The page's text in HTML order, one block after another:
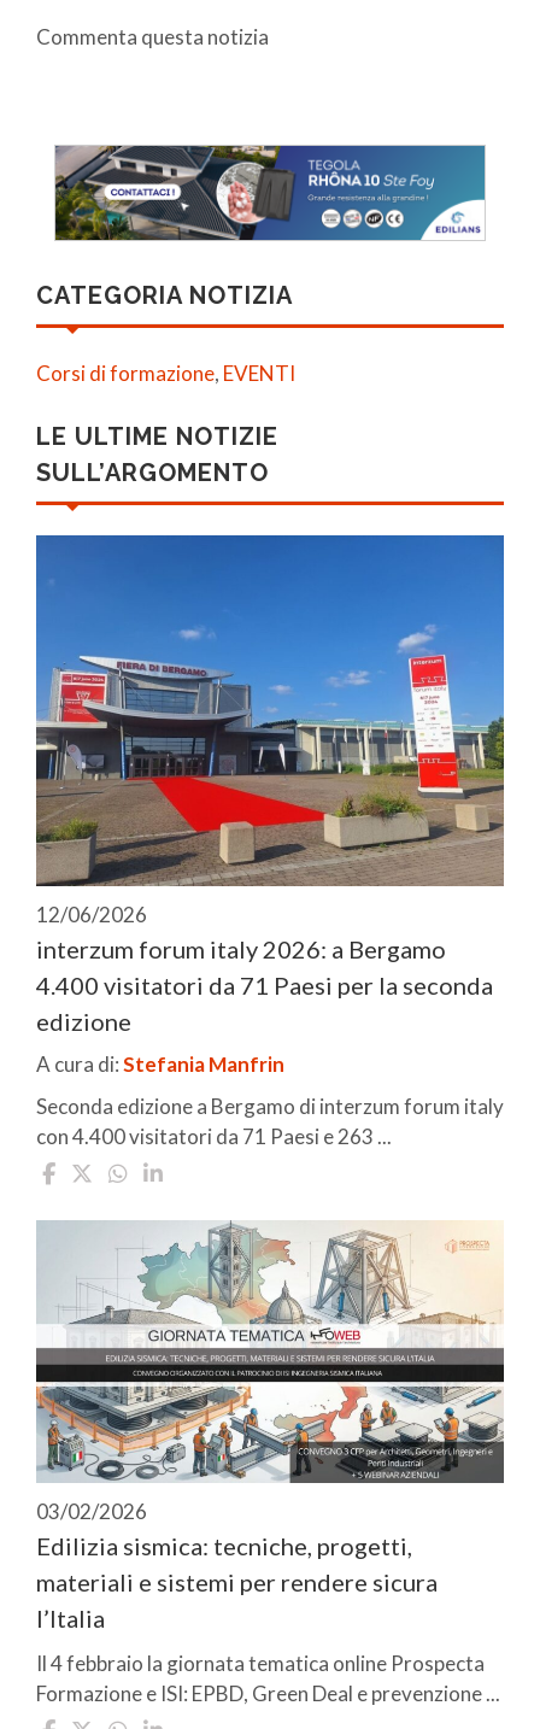
Commenta questa notizia
CATEGORIA NOTIZIA
Corsi di formazione, EVENTI
LE ULTIME NOTIZIE
SULL’ARGOMENTO
12/06/2026
interzum forum italy 2026: a Bergamo
4.400 visitatori da 71 Paesi per la seconda
edizione
A cura di:Stefania Manfrin
Seconda edizione a Bergamo di interzum forum italy
con 4.400 visitatori da 71 Paesi e 263 ...
03/02/2026
Edilizia sismica: tecniche, progetti,
materiali e sistemi per rendere sicura
l’Italia
Il 4 febbraio la giornata tematica online Prospecta
Formazione e ISI: EPBD, Green Deal e prevenzione ...